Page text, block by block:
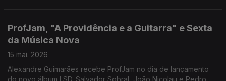
ProfJam, "A Providência e a Guitarra" e Sexta
da Música Nova
15 mai. 2026
Alexandre Guimarães recebe ProfJam no dia de lançamento
do novo álbum LSD. Salvador Sobral, João Nicolau e Pedro